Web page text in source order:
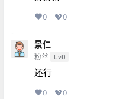
0 0
景仁
粉丝 Lv0
还行
0 0